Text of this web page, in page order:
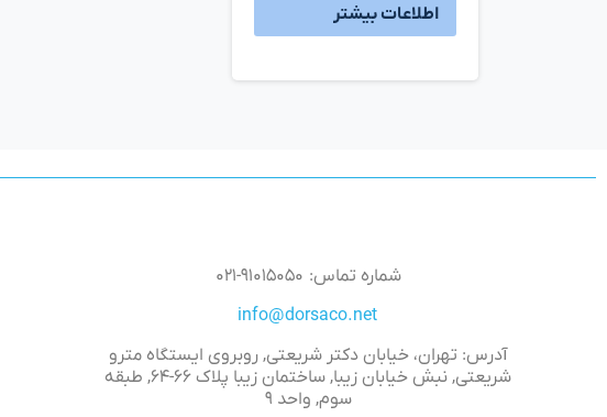
اطلاعات بیشتر
شماره تماس: ۹۱۰۱۵۰۵۰-۰۲۱
آدرس: تهران، خیابان دکتر شریعتی, روبروی ایستگاه مترو
شریعتی, نبش خیابان زیبا, ساختمان زیبا پلاک ۶۶-۶۴, طبقه
سوم, واحد ۹